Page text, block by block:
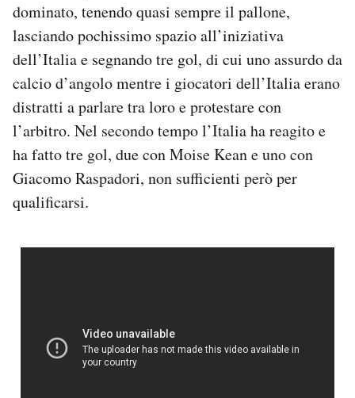
dominato, tenendo quasi sempre il pallone,
lasciando pochissimo spazio all’iniziativa
dell’Italia e segnando tre gol, di cui uno assurdo da
calcio d’angolo mentre i giocatori dell’Italia erano
distratti a parlare tra loro e protestare con
l’arbitro. Nel secondo tempo l’Italia ha reagito e
ha fatto tre gol, due con Moise Kean e uno con
Giacomo Raspadori, non sufficienti però per
qualificarsi.